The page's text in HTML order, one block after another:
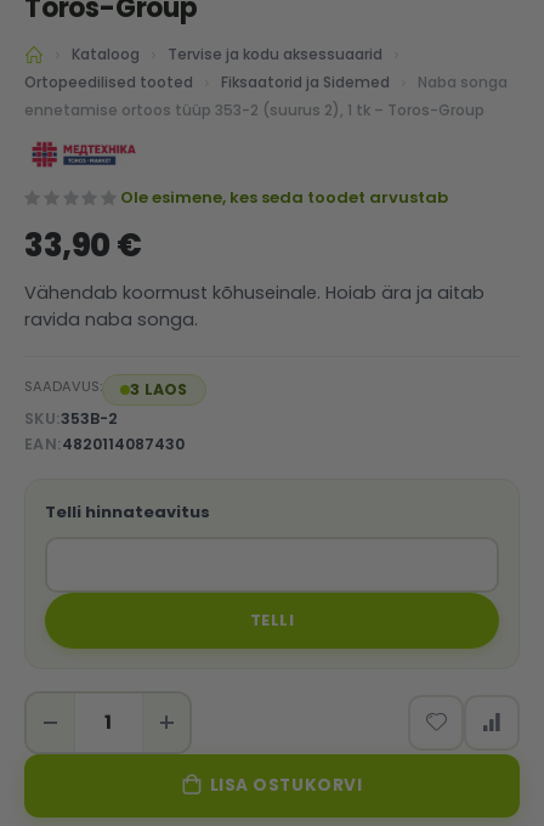
of
the
images
gallery
Toros-Group
Kataloog
Tervise ja kodu aksessuaarid
Ortopeedilised tooted
Fiksaatorid ja Sidemed
Naba songa
ennetamise ortoos tüüp 353-2 (suurus 2), 1 tk – Toros-Group
Ole esimene, kes seda toodet arvustab
33,90 €
Vähendab koormust kõhuseinale. Hoiab ära ja aitab
ravida naba songa.
SAADAVUS:
3 LAOS
SKU 353B-2
EAN 4820114087430
Telli hinnateavitus
TELLI
LISA OSTUKORVI